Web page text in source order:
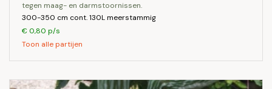
tegen maag- en darmstoornissen.
300-350 cm cont. 130L meerstammig
€ 0,80 p/s
Toon alle partijen